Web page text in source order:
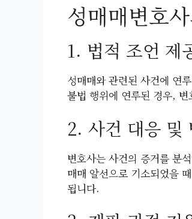
성매매변호
1. 법적 조언 제
성매매와 관련된 사건에 연
불법 행위에 연루된 경우,
2. 사건 대응 및
변호사는 사건의 증거를 분
매매 알선으로 기소되었을
됩니다.